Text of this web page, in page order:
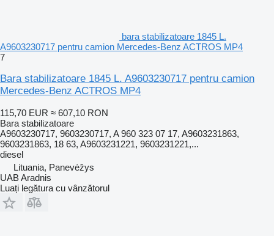
bara stabilizatoare 1845 L.
A9603230717 pentru camion Mercedes-Benz ACTROS MP4
7
Bara stabilizatoare 1845 L. A9603230717 pentru camion
Mercedes-Benz ACTROS MP4
115,70 EUR ≈ 607,10 RON
Bara stabilizatoare
A9603230717, 9603230717, A 960 323 07 17, A9603231863,
9603231863, 18 63, A9603231221, 9603231221,...
diesel
Lituania, Panevėžys
UAB Aradnis
Luați legătura cu vânzătorul